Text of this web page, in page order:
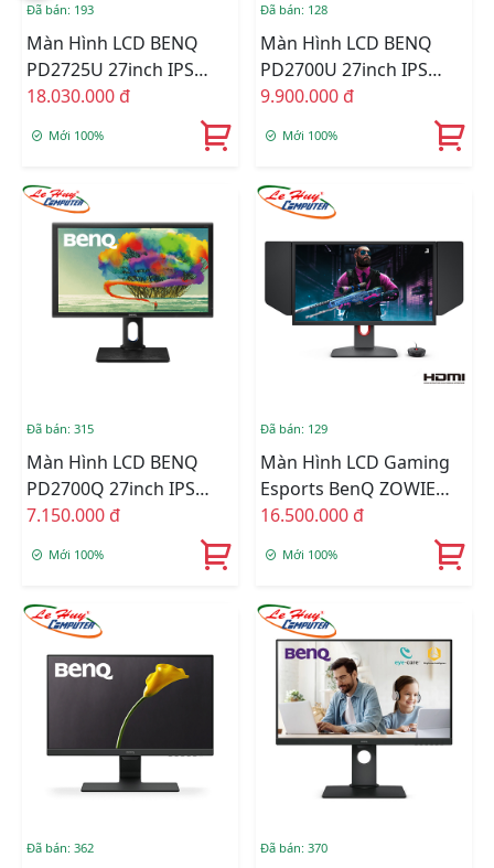
Đã bán: 193
Màn Hình LCD BENQ
PD2725U 27inch IPS
UHD(4k) 60Hz 5ms Loa
18.030.000 đ
Mới 100%
Đã bán: 128
Màn Hình LCD BENQ
PD2700U 27inch IPS
UHD(4k) 60Hz 5ms Loa
9.900.000 đ
Mới 100%
Đã bán: 315
Màn Hình LCD BENQ
PD2700Q 27inch IPS
QHD 60HZ 4MS Loa
7.150.000 đ
Mới 100%
Đã bán: 129
Màn Hình LCD Gaming
Esports BenQ ZOWIE
XL2566K 24.5inch FullHD
16.500.000 đ
Mới 100%
Đã bán: 362 Đã bán: 370